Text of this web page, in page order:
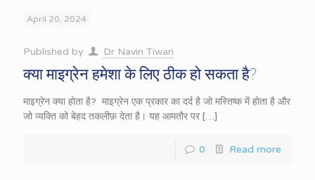
April 20, 2024
Published by Dr Navin Tiwari
क्या माइग्रेन हमेशा के लिए ठीक हो सकता है?
माइग्रेन क्या होता है? माइग्रेन एक प्रकार का दर्द है जो मस्तिष्क में होता है और
जो व्यक्ति को बेहद तकलीफ़ देता है। यह आमतौर पर […]
0 Read more